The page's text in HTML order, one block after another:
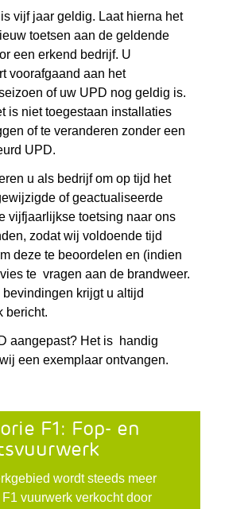
vijf jaar geldig. Laat hierna het
toetsen aan de geldende
een erkend bedrijf. U
voorafgaand aan het
of uw UPD nog geldig is.
is niet toegestaan installaties
of te veranderen zonder een
UPD.
u als bedrijf om op tijd het
of geactualiseerde
vijfjaarlijkse toetsing naar ons
zodat wij voldoende tijd
deze te beoordelen en (indien
te vragen aan de brandweer.
bevindingen krijgt u altijd
bericht.
aangepast? Het is handig
een exemplaar ontvangen.
F1: Fop- en
wordt steeds meer
vuurwerk verkocht door